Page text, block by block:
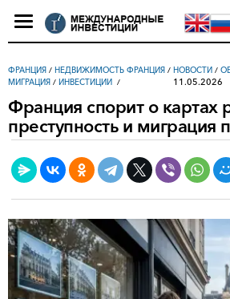
ФРАНЦИЯ / НЕДВИЖИМОСТЬ ФРАНЦИЯ / НОВОСТИ /
МИГРАЦИЯ / ИНВЕСТИЦИИ 11.05.2026
Франция спорит о картах
преступность и миграция